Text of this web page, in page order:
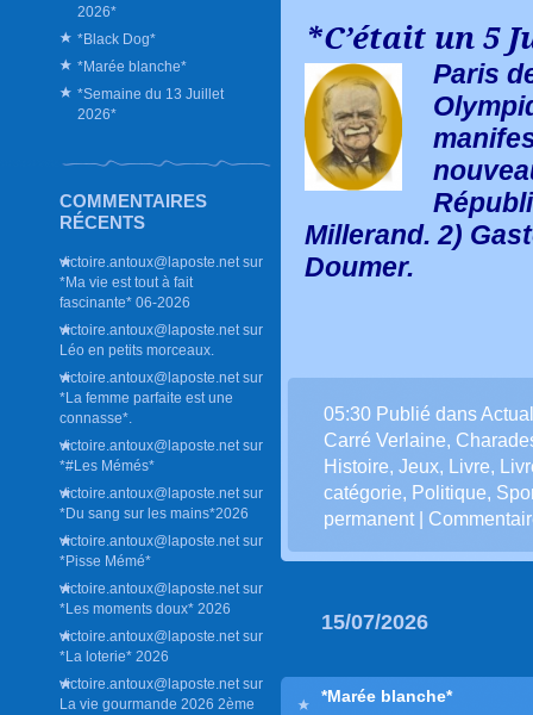
2026*
*Black Dog*
*Marée blanche*
*Semaine du 13 Juillet
2026*
COMMENTAIRES
RÉCENTS
victoire.antoux@laposte.net sur
*Ma vie est tout à fait
fascinante* 06-2026
victoire.antoux@laposte.net sur
Léo en petits morceaux.
victoire.antoux@laposte.net sur
*La femme parfaite est une
connasse*.
victoire.antoux@laposte.net sur
*#Les Mémés*
victoire.antoux@laposte.net sur
*Du sang sur les mains*2026
victoire.antoux@laposte.net sur
*Pisse Mémé*
victoire.antoux@laposte.net sur
*Les moments doux* 2026
victoire.antoux@laposte.net sur
*La loterie* 2026
victoire.antoux@laposte.net sur
La vie gourmande 2026 2ème
*C’était un 5
Paris
Millerand. 2)
Doumer.
05:30 Publié dans
Carré Verlaine,
Histoire, Jeux, Livre,
catégorie, Politique,
permanent
15/07/2026
*Marée blanche*